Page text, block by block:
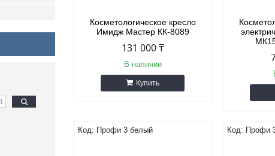
Косметологическое кресло
Имидж Мастер КК-8089
131 000 ₸
В наличии
Купить
Профи 3 белый Профи